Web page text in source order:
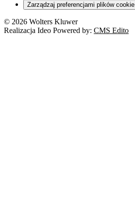
Zarządzaj preferencjami plików cookie
© 2026 Wolters Kluwer
Realizacja Ideo Powered by: CMS Edito